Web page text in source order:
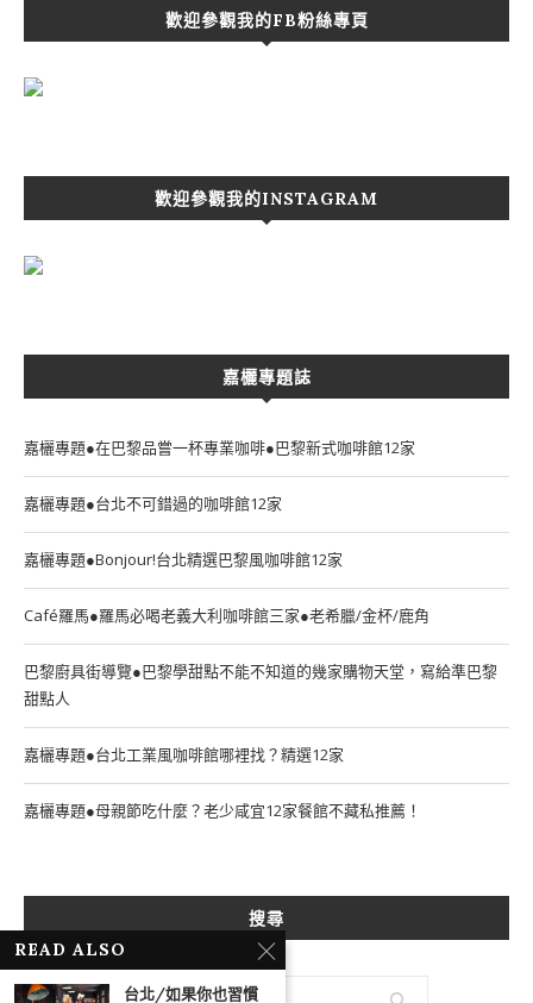
歡迎參觀我的FB粉絲專頁
歡迎參觀我的INSTAGRAM
嘉欐專題誌
嘉欐專題●在巴黎品嘗一杯專業咖啡●巴黎新式咖啡館12家
嘉欐專題●台北不可錯過的咖啡館12家
嘉欐專題●Bonjour!台北精選巴黎風咖啡館12家
Café羅馬●羅馬必喝老義大利咖啡館三家●老希臘/金杯/鹿角
巴黎廚具街導覽●巴黎學甜點不能不知道的幾家購物天堂，寫給準巴黎
甜點人
嘉欐專題●台北工業風咖啡館哪裡找？精選12家
嘉欐專題●母親節吃什麼？老少咸宜12家餐館不藏私推薦！
搜尋
READ ALSO
台北/如果你也習慣